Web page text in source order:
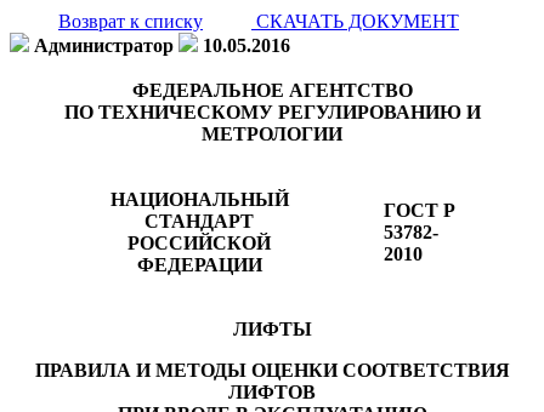
Возврат к списку
СКАЧАТЬ ДОКУМЕНТ
Администратор
10.05.2016
ФЕДЕРАЛЬНОЕ АГЕНТСТВО
ПО ТЕХНИЧЕСКОМУ РЕГУЛИРОВАНИЮ И
МЕТРОЛОГИИ
НАЦИОНАЛЬНЫЙ
СТАНДАРТ
РОССИЙСКОЙ
ФЕДЕРАЦИИ
ГОСТ Р
53782-
2010
ЛИФТЫ
ПРАВИЛА И МЕТОДЫ ОЦЕНКИ СООТВЕТСТВИЯ
ЛИФТОВ